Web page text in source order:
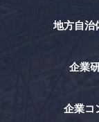
地方自
企業
企業